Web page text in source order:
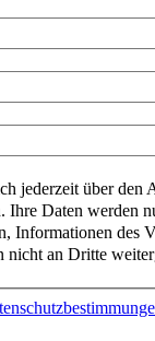
jederzeit über den
Ihre Daten werden
Informationen des
nicht an Dritte